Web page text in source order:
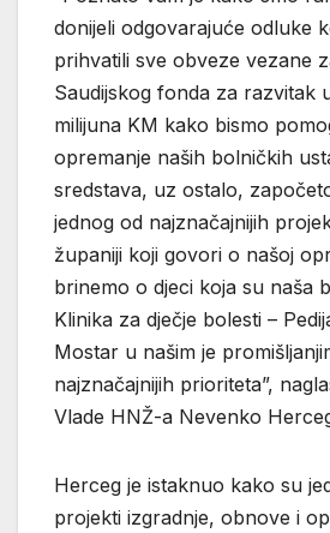
donijeli odgovarajuće odluke
prihvatili sve obveze vezane
Saudijskog fonda za razvitak
milijuna KM kako bismo
opremanje naših bolničkih
sredstava, uz ostalo,
jednog od najznačajnijih
županiji koji govori o našoj
brinemo o djeci koja su naša
Klinika za dječje bolesti –
Mostar u našim je
najznačajnijih prioriteta”,
Vlade HNŽ-a Nevenko
Herceg je istaknuo kako su
projekti izgradnje, obnove i